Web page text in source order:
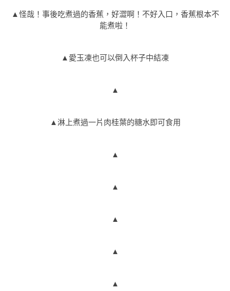
▲怪哉！事後吃煮過的香蕉，好澀啊！不好入口，香蕉根本不
能煮啦！
▲愛玉凍也可以倒入杯子中結凍
▲
▲淋上煮過一片肉桂葉的糖水即可食用
▲
▲
▲
▲
▲